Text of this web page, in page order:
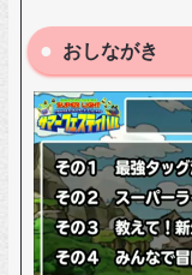
おしながき